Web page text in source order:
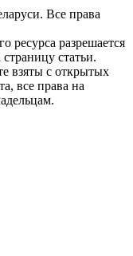
Все права
ресурса разрешается
статьи.
взяты с открытых
все права на